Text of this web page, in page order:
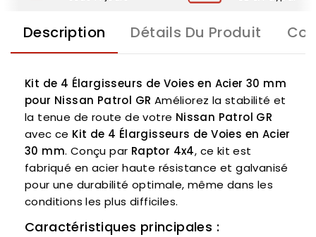
Description Détails Du Produit
Kit de 4 Élargisseurs de Voies en Acier 30 mm
pour Nissan Patrol GR Améliorez la stabilité et
la tenue de route de votre Nissan Patrol GR
avec ce Kit de 4 Élargisseurs de Voies en Acier
30 mm. Conçu par Raptor 4x4, ce kit est
fabriqué en acier haute résistance et galvanisé
pour une durabilité optimale, même dans les
conditions les plus difficiles.
Caractéristiques principales :